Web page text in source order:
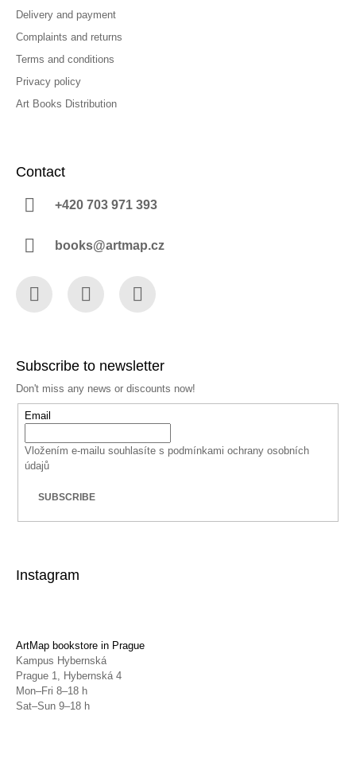
Delivery and payment
Complaints and returns
Terms and conditions
Privacy policy
Art Books Distribution
Contact
+420 703 971 393
books@artmap.cz
Subscribe to newsletter
Don't miss any news or discounts now!
Email
Vložením e-mailu souhlasíte s podmínkami ochrany osobních
údajů
SUBSCRIBE
Instagram
ArtMap bookstore in Prague
Kampus Hybernská
Prague 1, Hybernská 4
Mon–Fri 8–18 h
Sat–Sun 9–18 h